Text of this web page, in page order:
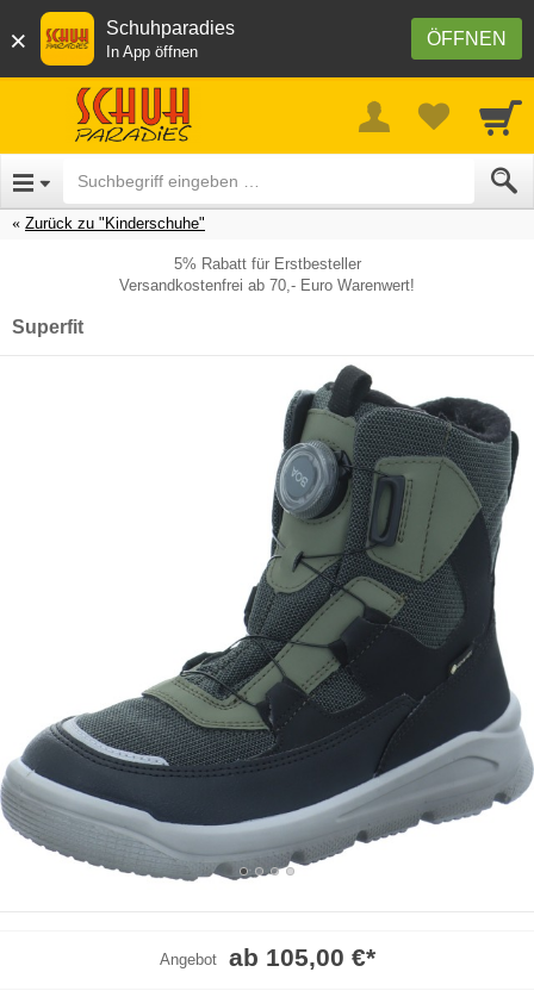
× ÖFFNEN
Schuhparadies
In App öffnen
Zurück zu "Kinderschuhe"
5% Rabatt für Erstbesteller
Versandkostenfrei ab 70,- Euro Warenwert!
Superfit
Angebot ab 105,00 €*